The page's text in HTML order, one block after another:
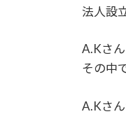
法人設
A.Kさ
その中
A.Kさ